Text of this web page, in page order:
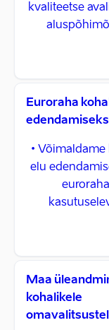
kvaliteetse
Euroraha
edendamiseks
•
elu
Maa
kohalikele